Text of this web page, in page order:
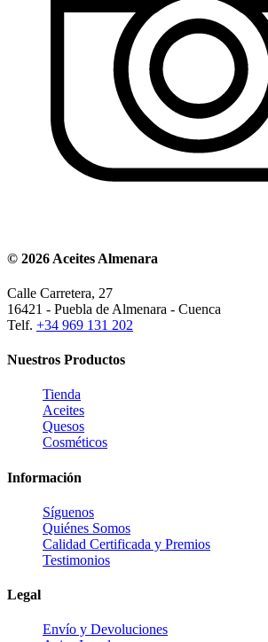
© 2026 Aceites Almenara
Calle Carretera, 27
16421 - Puebla de Almenara - Cuenca
Telf. +34 969 131 202
Nuestros Productos
Tienda
Aceites
Quesos
Cosméticos
Información
Síguenos
Quiénes Somos
Calidad Certificada y Premios
Testimonios
Legal
Envío y Devoluciones